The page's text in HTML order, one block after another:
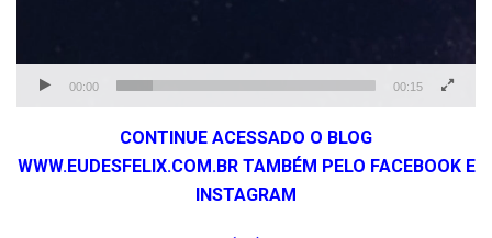
00:00 00:15
CONTINUE ACESSADO O BLOG
WWW.EUDESFELIX.COM.BR TAMBÉM PELO FACEBOOK E
INSTAGRAM